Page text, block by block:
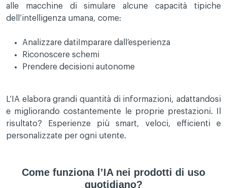
alle macchine di simulare alcune capacità tipiche
dell’intelligenza umana, come:
Analizzare datiImparare dall’esperienza
Riconoscere schemi
Prendere decisioni autonome
L’IA elabora grandi quantità di informazioni, adattandosi
e migliorando costantemente le proprie prestazioni. Il
risultato? Esperienze più smart, veloci, efficienti e
personalizzate per ogni utente.
Come funziona l’IA nei prodotti di uso
quotidiano?